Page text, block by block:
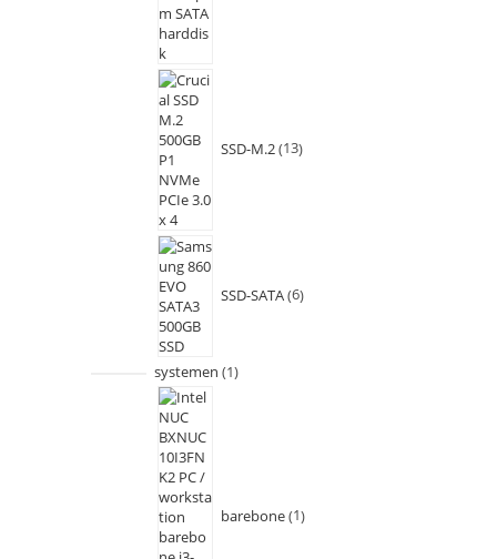
SSD-M.2 13
SSD-SATA 6
systemen 1
barebone 1